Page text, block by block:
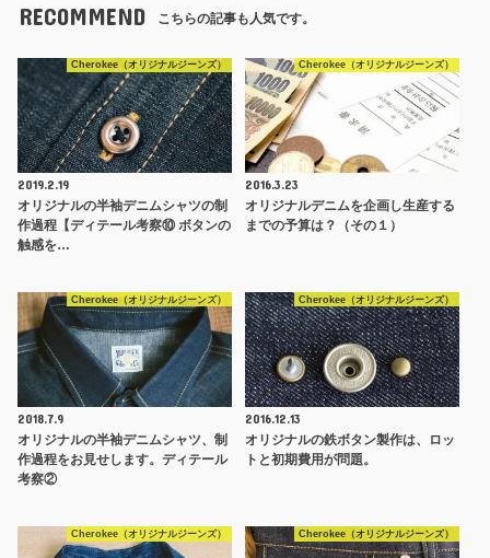
RECOMMEND こちらの記事も人気です。
Cherokee（オリジナルジーンズ）
2019.2.19
オリジナルの半袖デニムシャツの制
作過程【ディテール考察⑩ ボタンの
触感を…
Cherokee（オリジナルジーンズ）
2016.3.23
オリジナルデニムを企画し生産する
までの予算は？（その１）
Cherokee（オリジナルジーンズ）
2018.7.9
オリジナルの半袖デニムシャツ、制
作過程をお見せします。ディテール
考察②
Cherokee（オリジナルジーンズ）
2016.12.13
オリジナルの鉄ボタン製作は、ロッ
トと初期費用が問題。
Cherokee（オリジナルジーンズ） Cherokee（オリジナルジーンズ）